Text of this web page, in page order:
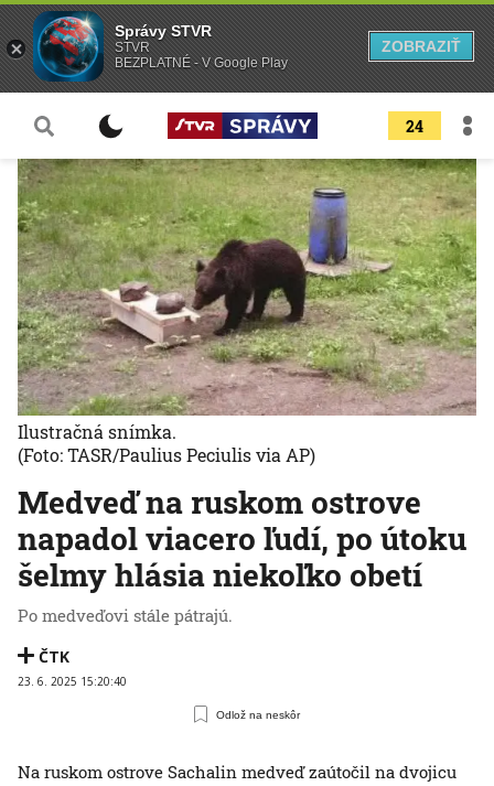
24
Medveď na ruskom ostrove
napadol viacero ľudí, po útoku
šelmy hlásia niekoľko obetí
Po medveďovi stále pátrajú.
ČTK
23. 6. 2025 15:20:40
Odlož na neskôr
Ilustračná snímka.
(Foto: TASR/Paulius Peciulis via AP)
Na ruskom ostrove Sachalin medveď zaútočil na dvojicu
Správy STVR
STVR
BEZPLATNÉ - V Google Play
ZOBRAZIŤ